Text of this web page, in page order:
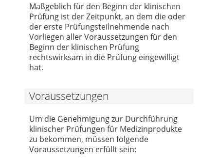
Maßgeblich für den Beginn der klinischen
Prüfung ist der Zeitpunkt, an dem die oder
der erste Prüfungsteilnehmende nach
Vorliegen aller Voraussetzungen für den
Beginn der klinischen Prüfung
rechtswirksam in die Prüfung eingewilligt
hat.
Voraussetzungen
Um die Genehmigung zur Durchführung
klinischer Prüfungen für Medizinprodukte
zu bekommen, müssen folgende
Voraussetzungen erfüllt sein: